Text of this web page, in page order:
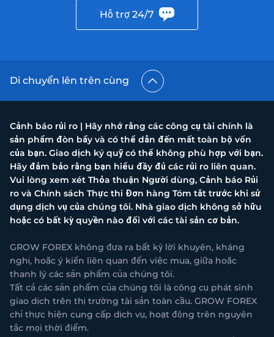
Hỗ trợ 24/7
Di chuyển lên trên cùng
Cảnh báo rủi ro | Hãy nhớ rằng các công cụ tài chính là
sản phẩm đòn bẩy và có thể dẫn đến mất toàn bộ vốn
của bạn. Giao dịch ký quỹ có thể không phù hợp với bạn.
Hãy đảm bảo rằng bạn hiểu đầy đủ các rủi ro liên quan.
Vui lòng xem xét Thỏa thuận Người dùng, Cảnh báo Rủi
ro và Chính sách Thực thi Đơn hàng Tóm tắt trước khi sử
dụng dịch vụ của chúng tôi. Nhà giao dịch không sở hữu
hoặc có bất kỳ quyền nào đối với các tài sản cơ bản.
GROW FOREX không đưa ra bất kỳ lời khuyên, kháng
nghị, hoặc ý kiến liên quan đến việc mua, giữa hoặc
thanh lý các sản phẩm của chúng tôi.
Tất cả các sản phẩm của chúng tôi là công cụ phát sinh
giao dịch trên thị trường tài sản toàn cầu. GROW FOREX
chỉ thực hiện cung cấp dịch vụ, hoạt động trên nguyên
tắc mọi thời điểm.